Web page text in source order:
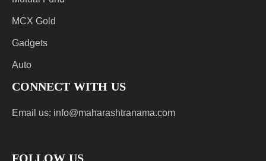
MCX Gold
Gadgets
Auto
CONNECT WITH US
Email us: info@maharashtranama.com